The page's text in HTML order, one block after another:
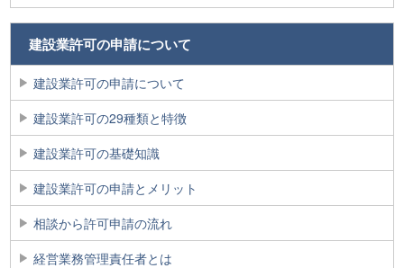
建設業許可の申請について
建設業許可の申請について
建設業許可の29種類と特徴
建設業許可の基礎知識
建設業許可の申請とメリット
相談から許可申請の流れ
経営業務管理責任者とは